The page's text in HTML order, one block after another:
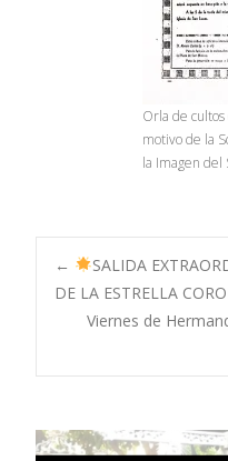
Orla de
motivo de la
la Imagen del
←
SALIDA
DE LA ESTRELLA
Viernes de